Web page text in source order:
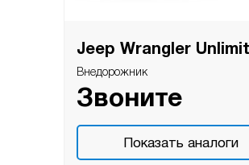
Jeep Wrangler
Внедорожник
Звоните
Показать аналоги